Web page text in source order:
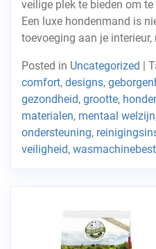
veilige plek te bieden om
Een luxe hondenmand is
toevoeging aan je interieur,
Posted in Uncategorized |
comfort, designs,
gezondheid, grootte,
materialen, mentaal welzijn
ondersteuning,
veiligheid,